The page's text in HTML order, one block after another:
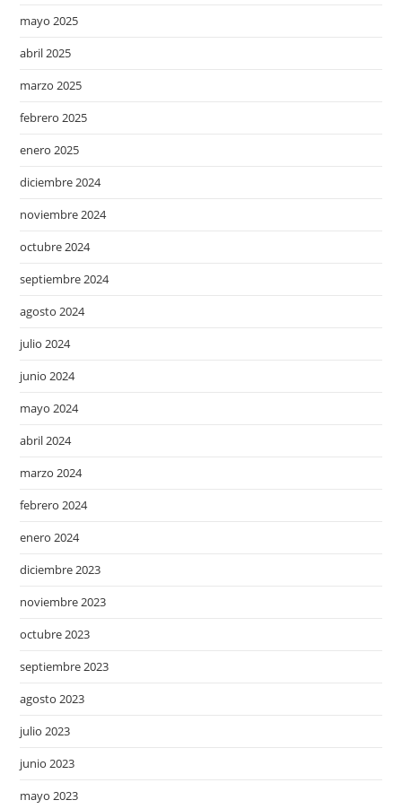
mayo 2025
abril 2025
marzo 2025
febrero 2025
enero 2025
diciembre 2024
noviembre 2024
octubre 2024
septiembre 2024
agosto 2024
julio 2024
junio 2024
mayo 2024
abril 2024
marzo 2024
febrero 2024
enero 2024
diciembre 2023
noviembre 2023
octubre 2023
septiembre 2023
agosto 2023
julio 2023
junio 2023
mayo 2023